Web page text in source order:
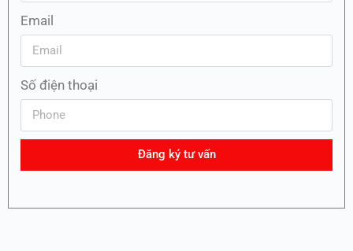
Email
Số điện thoại
Đăng ký tư vấn